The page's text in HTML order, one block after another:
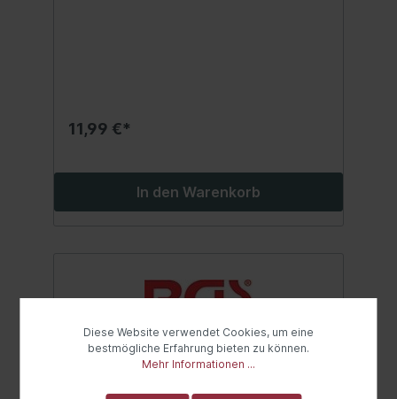
11,99 €*
In den Warenkorb
Diese Website verwendet Cookies, um eine
bestmögliche Erfahrung bieten zu können.
Mehr Informationen ...